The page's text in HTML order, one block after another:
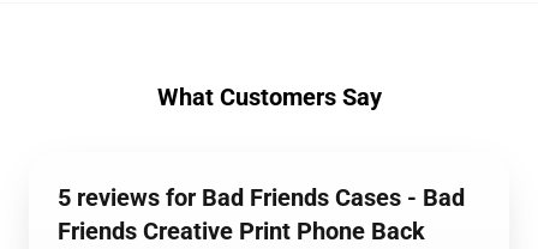
What Customers Say
5 reviews for Bad Friends Cases - Bad
Friends Creative Print Phone Back